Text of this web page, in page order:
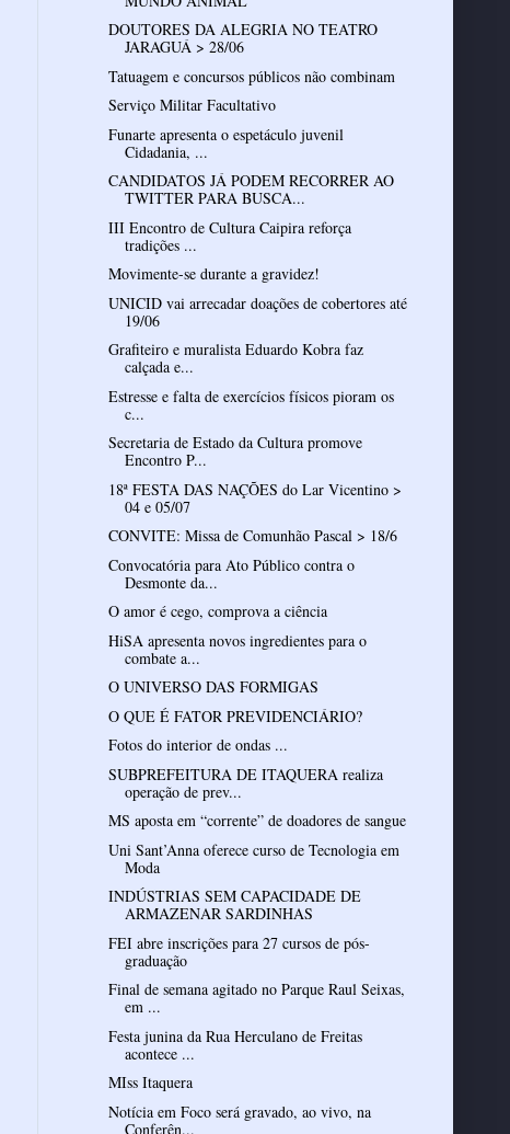
DOUTORES DA ALEGRIA NO TEATRO
JARAGUÁ > 28/06
Tatuagem e concursos públicos não combinam
Serviço Militar Facultativo
Funarte apresenta o espetáculo juvenil
Cidadania, ...
CANDIDATOS JÁ PODEM RECORRER AO
TWITTER PARA BUSCA...
III Encontro de Cultura Caipira reforça
tradições ...
Movimente-se durante a gravidez!
UNICID vai arrecadar doações de cobertores até
19/06
Grafiteiro e muralista Eduardo Kobra faz
calçada e...
Estresse e falta de exercícios físicos pioram os
c...
Secretaria de Estado da Cultura promove
Encontro P...
18ª FESTA DAS NAÇÕES do Lar Vicentino >
04 e 05/07
CONVITE: Missa de Comunhão Pascal > 18/6
Convocatória para Ato Público contra o
Desmonte da...
O amor é cego, comprova a ciência
HiSA apresenta novos ingredientes para o
combate a...
O UNIVERSO DAS FORMIGAS
O QUE É FATOR PREVIDENCIÁRIO?
Fotos do interior de ondas ...
SUBPREFEITURA DE ITAQUERA realiza
operação de prev...
MS aposta em “corrente” de doadores de sangue
Uni Sant’Anna oferece curso de Tecnologia em
Moda
INDÚSTRIAS SEM CAPACIDADE DE
ARMAZENAR SARDINHAS
FEI abre inscrições para 27 cursos de pós-
graduação
Final de semana agitado no Parque Raul Seixas,
em ...
Festa junina da Rua Herculano de Freitas
acontece ...
MIss Itaquera
Notícia em Foco será gravado, ao vivo, na
Conferên...